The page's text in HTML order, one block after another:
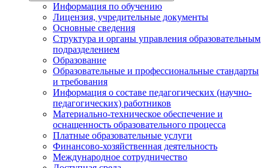
Информация по обучению
Лицензия, учредительные документы
Основные сведения
Структура и органы управления образовательным
подразделением
Образование
Образовательные и профессиональные стандарты
и требования
Информация о составе педагогических (научно-
педагогических) работников
Материально-техническое обеспечение и
оснащенность образовательного процесса
Платные образовательные услуги
Финансово-хозяйственная деятельность
Международное сотрудничество